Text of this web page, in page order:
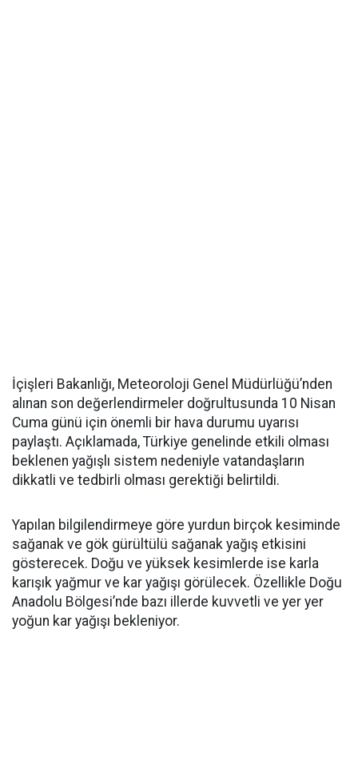
İçişleri Bakanlığı, Meteoroloji Genel Müdürlüğü’nden
alınan son değerlendirmeler doğrultusunda 10 Nisan
Cuma günü için önemli bir hava durumu uyarısı
paylaştı. Açıklamada, Türkiye genelinde etkili olması
beklenen yağışlı sistem nedeniyle vatandaşların
dikkatli ve tedbirli olması gerektiği belirtildi.
Yapılan bilgilendirmeye göre yurdun birçok kesiminde
sağanak ve gök gürültülü sağanak yağış etkisini
gösterecek. Doğu ve yüksek kesimlerde ise karla
karışık yağmur ve kar yağışı görülecek. Özellikle Doğu
Anadolu Bölgesi’nde bazı illerde kuvvetli ve yer yer
yoğun kar yağışı bekleniyor.